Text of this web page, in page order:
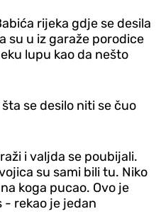
rijeka gdje se desila
su u iz garaže porodice
lupu kao da nešto
se desilo niti se čuo
i valjda se poubijali.
su sami bili tu. Niko
koga pucao. Ovo je
- rekao je jedan